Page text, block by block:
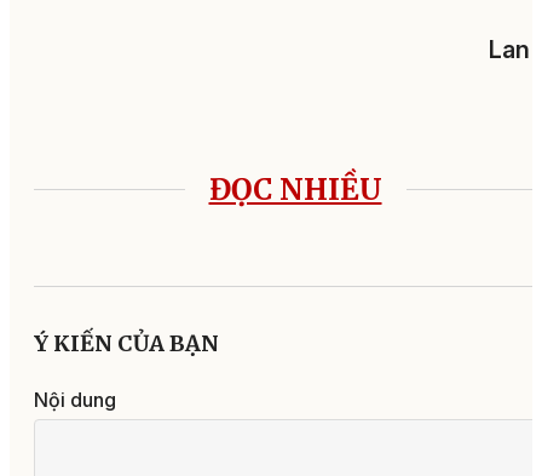
Lan
ĐỌC NHIỀU
Ý KIẾN CỦA BẠN
Nội dung